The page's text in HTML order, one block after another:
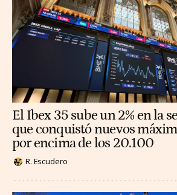
El Ibex 35 sube un 2% en la
que conquistó nuevos
por encima de los 20.100
R. Escudero